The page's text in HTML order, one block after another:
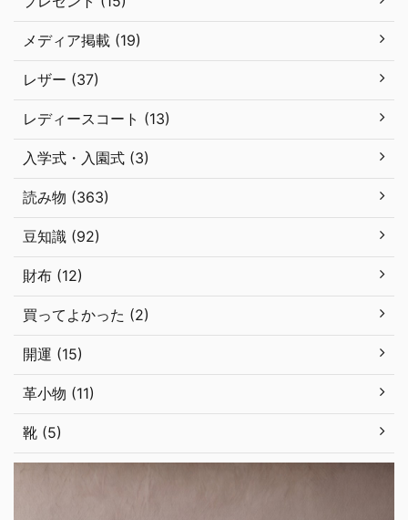
メディア掲載 (19)
レザー (37)
レディースコート (13)
入学式・入園式 (3)
読み物 (363)
豆知識 (92)
財布 (12)
買ってよかった (2)
開運 (15)
革小物 (11)
靴 (5)